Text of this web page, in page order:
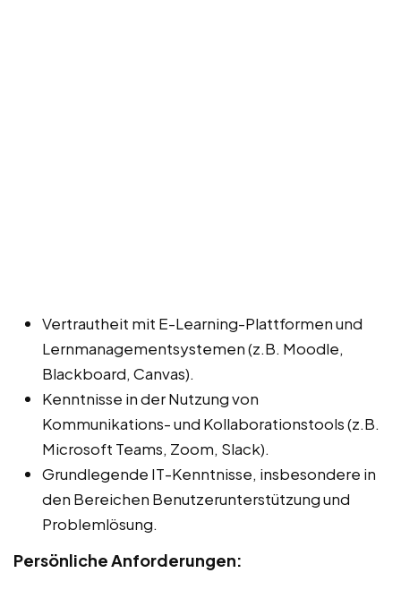
Vertrautheit mit E-Learning-Plattformen und
Lernmanagementsystemen (z.B. Moodle,
Blackboard, Canvas).
Kenntnisse in der Nutzung von
Kommunikations- und Kollaborationstools (z.B.
Microsoft Teams, Zoom, Slack).
Grundlegende IT-Kenntnisse, insbesondere in
den Bereichen Benutzerunterstützung und
Problemlösung.
Persönliche Anforderungen: